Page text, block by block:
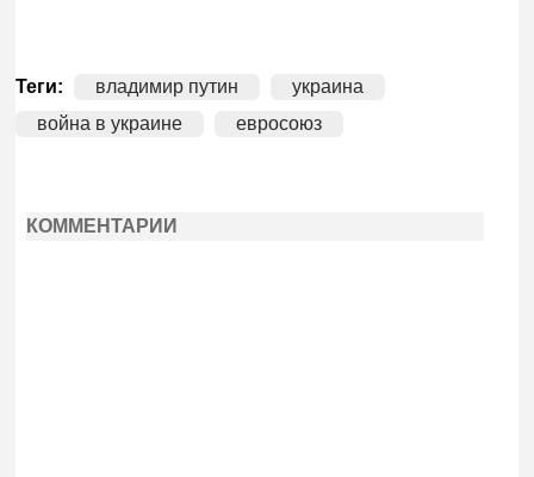
Теги: владимир путин
украина
война в украине
евросоюз
КОММЕНТАРИИ